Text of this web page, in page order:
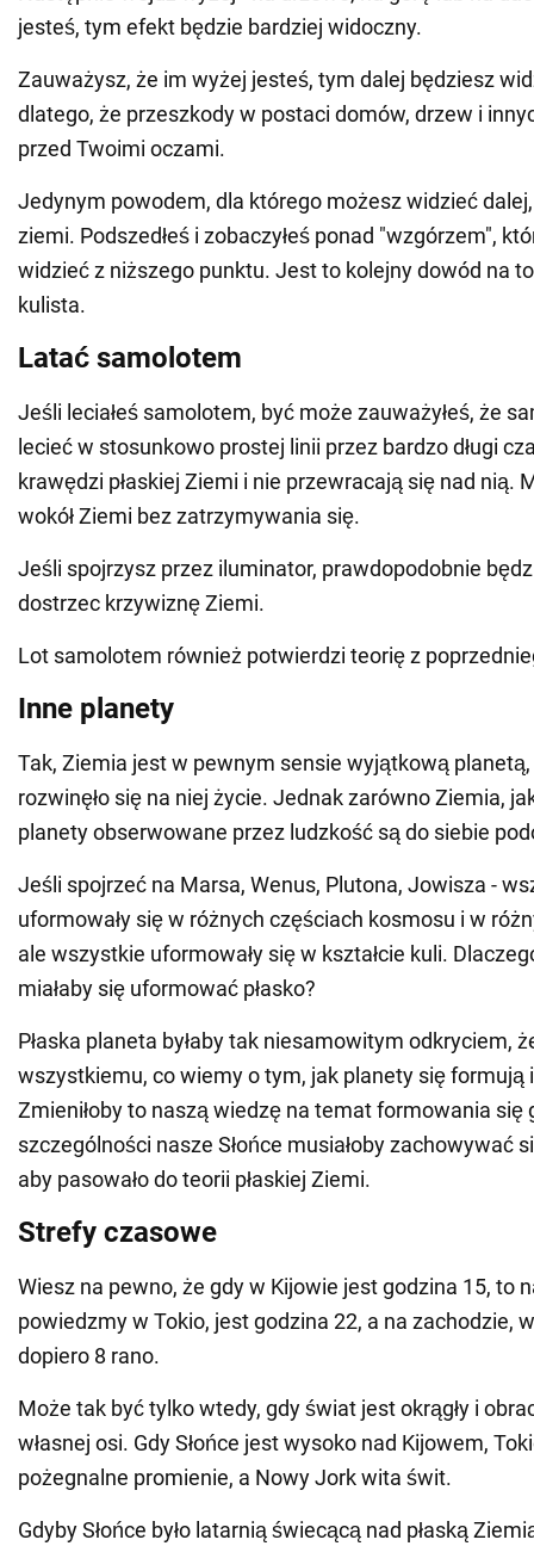
jesteś, tym efekt będzie bardziej widoczny.
Zauważysz, że im wyżej jesteś, tym dalej będziesz
dlatego, że przeszkody w postaci domów, drzew i
przed Twoimi oczami.
Jedynym powodem, dla którego możesz widzieć
ziemi. Podszedłeś i zobaczyłeś ponad "wzgórzem",
widzieć z niższego punktu. Jest to kolejny dowód na
kulista.
Latać samolotem
Jeśli leciałeś samolotem, być może zauważyłeś, że
lecieć w stosunkowo prostej linii przez bardzo długi
krawędzi płaskiej Ziemi i nie przewracają się nad nią.
wokół Ziemi bez zatrzymywania się.
Jeśli spojrzysz przez iluminator, prawdopodobnie
dostrzec krzywiznę Ziemi.
Lot samolotem również potwierdzi teorię z
Inne planety
Tak, Ziemia jest w pewnym sensie wyjątkową
rozwinęło się na niej życie. Jednak zarówno Ziemia,
planety obserwowane przez ludzkość są do siebie
Jeśli spojrzeć na Marsa, Wenus, Plutona, Jowisza -
uformowały się w różnych częściach kosmosu i w
ale wszystkie uformowały się w kształcie kuli.
miałaby się uformować płasko?
Płaska planeta byłaby tak niesamowitym odkryciem,
wszystkiemu, co wiemy o tym, jak planety się formują
Zmieniłoby to naszą wiedzę na temat formowania się
szczególności nasze Słońce musiałoby zachowywać
aby pasowało do teorii płaskiej Ziemi.
Strefy czasowe
Wiesz na pewno, że gdy w Kijowie jest godzina 15, to
powiedzmy w Tokio, jest godzina 22, a na zachodzie,
dopiero 8 rano.
Może tak być tylko wtedy, gdy świat jest okrągły i
własnej osi. Gdy Słońce jest wysoko nad Kijowem,
pożegnalne promienie, a Nowy Jork wita świt.
Gdyby Słońce było latarnią świecącą nad płaską